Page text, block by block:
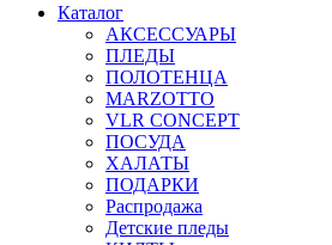
Каталог
АКСЕССУАРЫ
ПЛЕДЫ
ПОЛОТЕНЦА
MARZOTTO
VLR CONCEPT
ПОСУДА
ХАЛАТЫ
ПОДАРКИ
Распродажа
Детские пледы